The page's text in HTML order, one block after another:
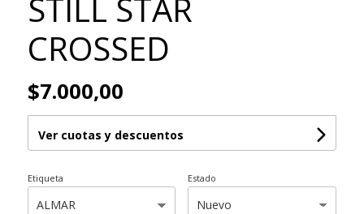
STILL STAR
CROSSED
$7.000,00
Ver cuotas y descuentos
Etiqueta Estado